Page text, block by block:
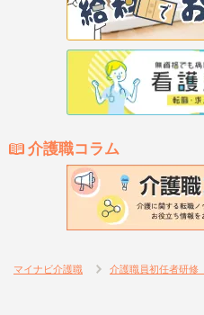
介護職コラム
マイナビ介護職 介護職員初任者研修